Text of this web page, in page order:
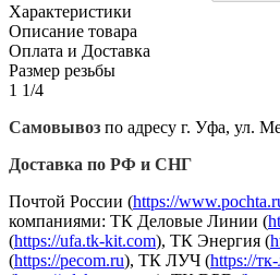
Характеристики
Описание товара
Оплата и Доставка
Размер резьбы
1 1/4
Самовывоз по адресу г. Уфа, ул.
Доставка по РФ и СНГ
Почтой России (https://
компаниями: ТК Деловые Линии (
(https://ufa.tk-kit.com), ТК Энергия (
(https://pecom.ru), ТК ЛУЧ (https://